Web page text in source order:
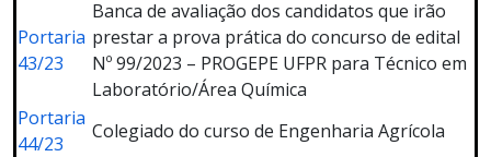
Portaria
43/23
Banca de avaliação dos candidatos que irão
prestar a prova prática do concurso de edital
Nº 99/2023 – PROGEPE UFPR para Técnico em
Laboratório/Área Química
Portaria
44/23
Colegiado do curso de Engenharia Agrícola